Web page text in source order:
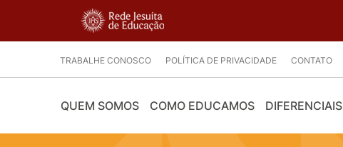
TRABALHE CONOSCO POLÍTICA DE PRIVACIDADE CONTATO
QUEM SOMOS COMO EDUCAMOS DIFERENCIAIS